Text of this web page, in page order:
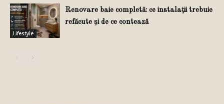
Lifestyle
Renovare baie completă: ce instalații trebuie
refăcute și de ce contează